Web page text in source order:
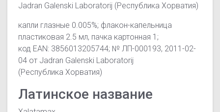
Jadran Galenski Laboratorij (Республика Хорватия)
капли глазные 0.005%; флакон-капельница
пластиковая 2.5 мл, пачка картонная 1;
код EAN: 3856013205744; № ЛП-000193, 2011-02-
04 от Jadran Galenski Laboratorij
(Республика Хорватия)
Латинское название